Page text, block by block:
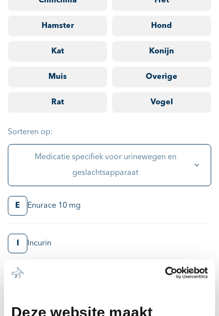
Deze website maakt
Hamster Hond
Kat Konijn
Muis Overige
Rat Vogel
Sorteren op:
Medicatie specifiek voor urinewegen en
geslachtsapparaat
E Enurace 10 mg
I Incurin